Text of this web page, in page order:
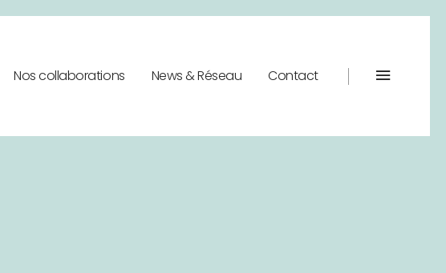
Nos collaborations News & Réseau Contact